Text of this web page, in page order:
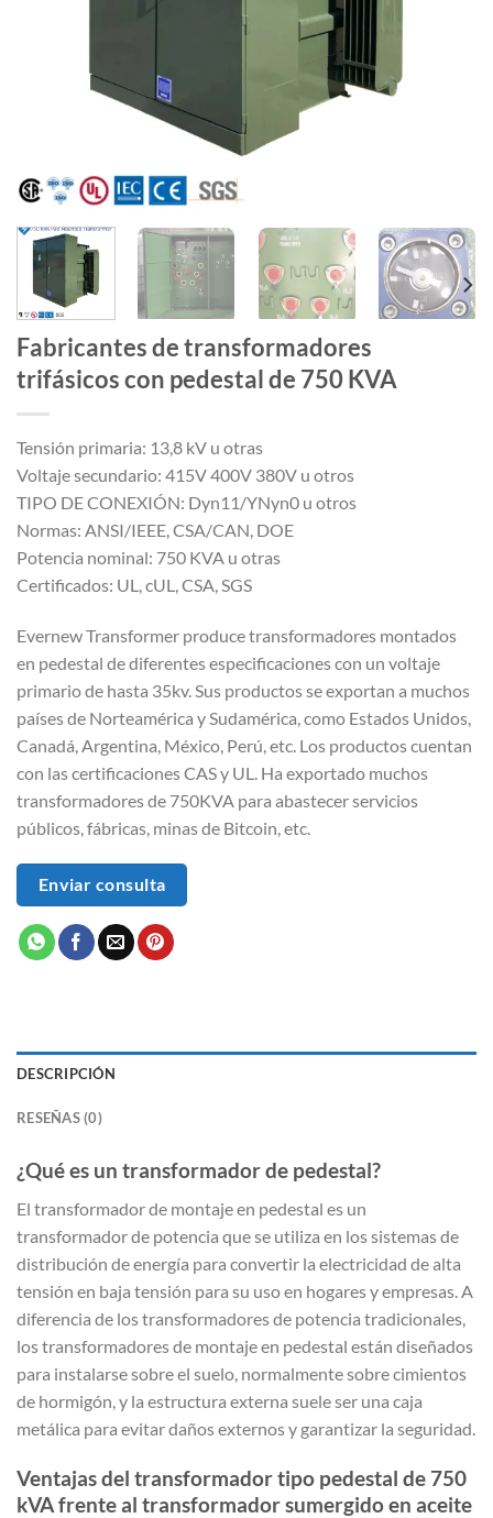
Fabricantes de transformadores
trifásicos con pedestal de 750 KVA
Tensión primaria: 13,8 kV u otras
Voltaje secundario: 415V 400V 380V u otros
TIPO DE CONEXIÓN: Dyn11/YNyn0 u otros
Normas: ANSI/IEEE, CSA/CAN, DOE
Potencia nominal: 750 KVA u otras
Certificados: UL, cUL, CSA, SGS
Evernew Transformer produce transformadores montados
en pedestal de diferentes especificaciones con un voltaje
primario de hasta 35kv. Sus productos se exportan a muchos
países de Norteamérica y Sudamérica, como Estados Unidos,
Canadá, Argentina, México, Perú, etc. Los productos cuentan
con las certificaciones CAS y UL. Ha exportado muchos
transformadores de 750KVA para abastecer servicios
públicos, fábricas, minas de Bitcoin, etc.
Enviar consulta
DESCRIPCIÓN
RESEÑAS (0)
¿Qué es un transformador de pedestal?
El transformador de montaje en pedestal es un
transformador de potencia que se utiliza en los sistemas de
distribución de energía para convertir la electricidad de alta
tensión en baja tensión para su uso en hogares y empresas. A
diferencia de los transformadores de potencia tradicionales,
los transformadores de montaje en pedestal están diseñados
para instalarse sobre el suelo, normalmente sobre cimientos
de hormigón, y la estructura externa suele ser una caja
metálica para evitar daños externos y garantizar la seguridad.
Ventajas del transformador tipo pedestal de 750
kVA frente al transformador sumergido en aceite